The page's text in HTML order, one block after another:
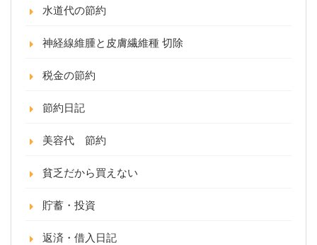
水道代の節約
神経線維腫と皮膚繊維種 切除
税金の節約
節約日記
美容代 節約
貧乏だから買えない
貯蓄・投資
返済・借入日記